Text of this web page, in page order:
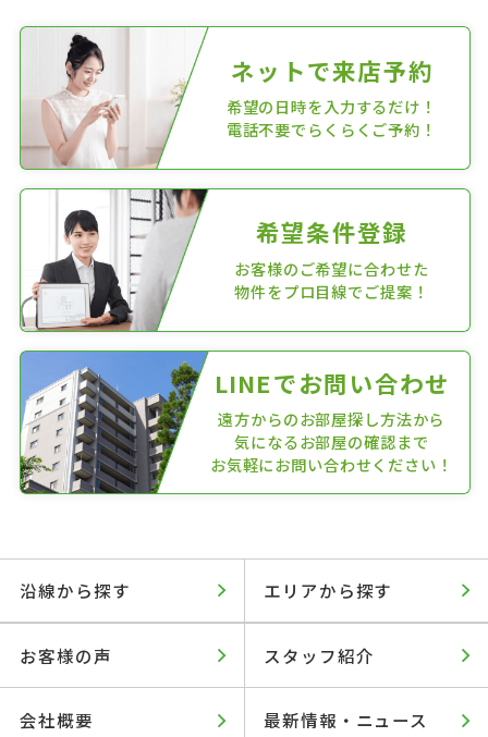
ネットで来店予約
希望の日時を入力するだけ！
電話不要でらくらくご予約！
希望条件登録
お客様のご希望に合わせた
物件をプロ目線でご提案！
LINEでお問い合わせ
遠方からのお部屋探し方法から
気になるお部屋の確認まで
お気軽にお問い合わせください！
沿線から探す エリアから探す
お客様の声 スタッフ紹介
会社概要 最新情報・ニュース